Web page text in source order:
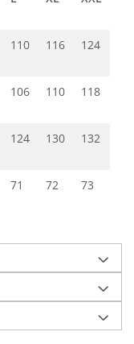
110 116 124
106 110 118
124 130 132
71 72 73